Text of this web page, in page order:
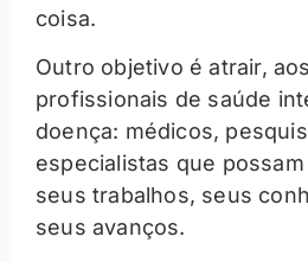
coisa.
Outro objetivo é atrair,
profissionais de saúde
doença: médicos,
especialistas que
seus trabalhos, seus
seus avanços.